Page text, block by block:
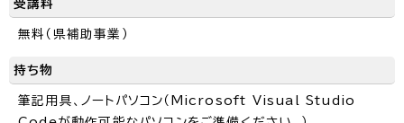
受講料
無料（県補助事業）
持ち物
筆記用具、ノートパソコン（Microsoft Visual Studio